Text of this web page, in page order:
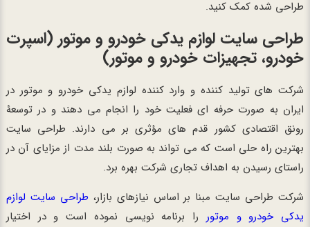
طراحی شده کمک کنید.
طراحی سایت لوازم یدکی خودرو و موتور (اسپرت
خودرو، تجهیزات خودرو و موتور)
شرکت های تولید کننده و وارد کننده لوازم یدکی خودرو و موتور در
ایران به صورت حرفه ای فعلیت خود را انجام می دهند و در توسعۀ
رونق اقتصادی کشور قدم های مؤثری بر می دارند. طراحی سایت
بهترین راه حلی است که می تواند به صورت بلند مدت از مزایای آن در
راستای رسیدن به اهداف تجاری شرکت بهره برد.
شرکت طراحی سایت مبنا بر اساس نیازهای بازار، طراحی سایت لوازم
یدکی خودرو و موتور را برنامه نویسی نموده است و در اختیار